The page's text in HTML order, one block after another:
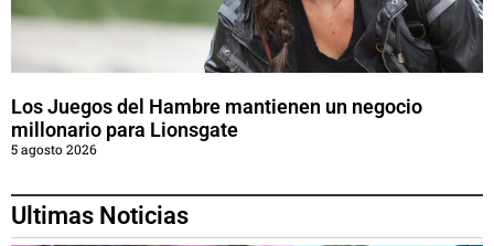
Los Juegos del Hambre mantienen un negocio
millonario para Lionsgate
5 agosto 2026
Ultimas Noticias